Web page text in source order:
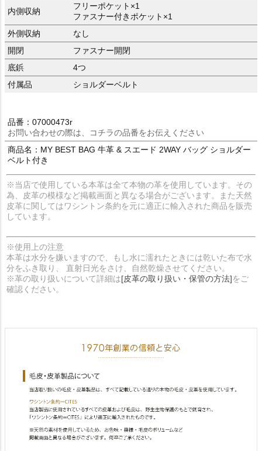
内側収納
フリーポケット×1
ファスナー付きポケット×1
外側収納
なし
開閉
ファスナー開閉
底鋲
4つ
付属品
ショルダーベルト
品番：07000473r
お問い合わせの際は、コチラの品番をお伝えください
商品名：MY BEST BAG 牛革 & スエード 2WAY バッグ ショルダー
ベルト付き
※当店で使用している本革は全て本物の革を使用しています。その
為、皮革の模様など掲載画面と異なる場合がございます。また天然
皮革に関してはワシントン条約を元に適正に輸入された商品を販売
しています。
※使用上の注意
本革は水分を嫌いますので、もし水に濡れたときには乾いた布で水
分をふき取り、 直射日光をさけ、自然乾燥させてください。
※革の取り扱いについて詳細は[皮革の取り扱い・保管の方法]をご
確認ください。